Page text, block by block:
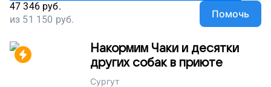
47 346 руб.
из 51 150 руб. Помочь
Накормим Чаки и десятки
других собак в приюте
Сургут